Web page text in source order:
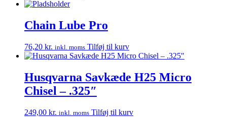
Chain Lube Pro
76,20 kr. inkl. moms Tilføj til kurv
Husqvarna Savkæde H25 Micro
Chisel – .325″
249,00 kr. inkl. moms Tilføj til kurv